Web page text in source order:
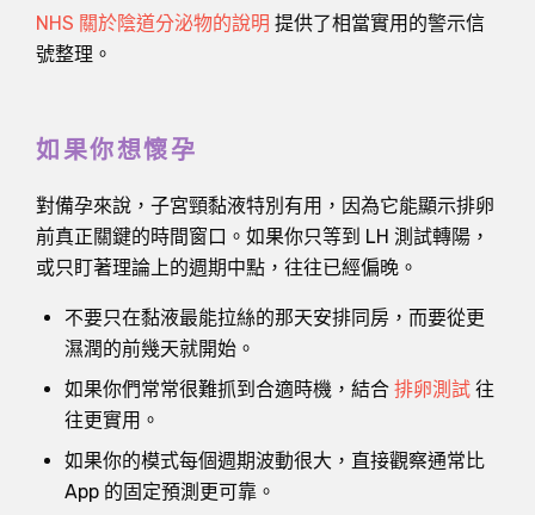
NHS 關於陰道分泌物的說明 提供了相當實用的警示信
號整理。
如果你想懷孕
對備孕來說，子宮頸黏液特別有用，因為它能顯示排卵
前真正關鍵的時間窗口。如果你只等到 LH 測試轉陽，
或只盯著理論上的週期中點，往往已經偏晚。
不要只在黏液最能拉絲的那天安排同房，而要從更
濕潤的前幾天就開始。
如果你們常常很難抓到合適時機，結合 排卵測試 往
往更實用。
如果你的模式每個週期波動很大，直接觀察通常比
App 的固定預測更可靠。